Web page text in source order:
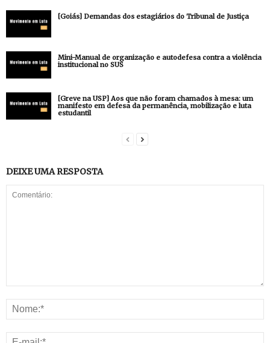
[Goiás] Demandas dos estagiários do Tribunal de Justiça
Mini-Manual de organização e autodefesa contra a violência
institucional no SUS
[Greve na USP] Aos que não foram chamados à mesa: um
manifesto em defesa da permanência, mobilização e luta
estudantil
DEIXE UMA RESPOSTA